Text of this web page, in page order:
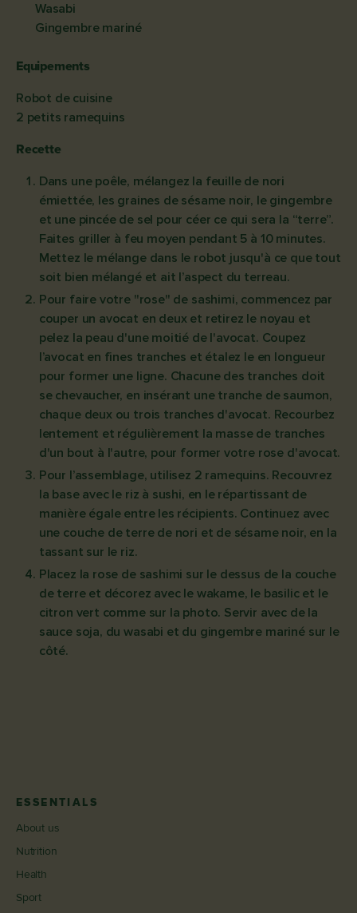
Wasabi
Gingembre mariné
Equipements
Robot de cuisine
2 petits ramequins
Recette
Dans une poêle, mélangez la feuille de nori
émiettée, les graines de sésame noir, le gingembre
et une pincée de sel pour céer ce qui sera la “terre”.
Faites griller à feu moyen pendant 5 à 10 minutes.
Mettez le mélange dans le robot jusqu'à ce que tout
soit bien mélangé et ait l’aspect du terreau.
Pour faire votre "rose" de sashimi, commencez par
couper un avocat en deux et retirez le noyau et
pelez la peau d'une moitié de l'avocat. Coupez
l’avocat en fines tranches et étalez le en longueur
pour former une ligne. Chacune des tranches doit
se chevaucher, en insérant une tranche de saumon,
chaque deux ou trois tranches d'avocat. Recourbez
lentement et régulièrement la masse de tranches
d'un bout à l'autre, pour former votre rose d'avocat.
Pour l’assemblage, utilisez 2 ramequins. Recouvrez
la base avec le riz à sushi, en le répartissant de
manière égale entre les récipients. Continuez avec
une couche de terre de nori et de sésame noir, en la
tassant sur le riz.
Placez la rose de sashimi sur le dessus de la couche
de terre et décorez avec le wakame, le basilic et le
citron vert comme sur la photo. Servir avec de la
sauce soja, du wasabi et du gingembre mariné sur le
côté.
ESSENTIALS
About us
Nutrition
Health
Sport